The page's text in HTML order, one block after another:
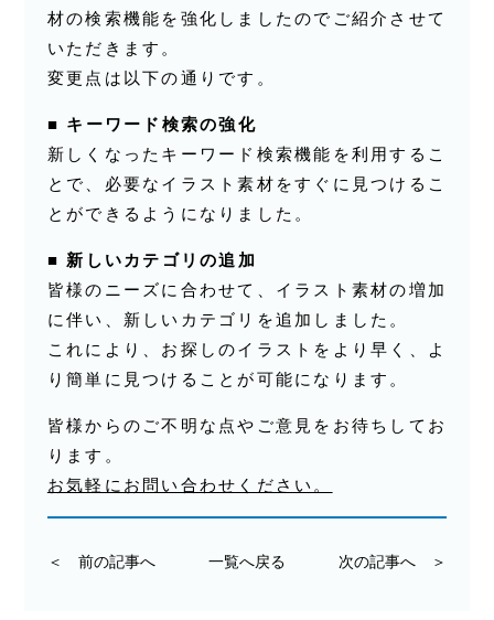
材の検索機能を強化しましたのでご紹介させて
いただきます。
変更点は以下の通りです。
■ キーワード検索の強化
新しくなったキーワード検索機能を利用するこ
とで、必要なイラスト素材をすぐに見つけるこ
とができるようになりました。
■ 新しいカテゴリの追加
皆様のニーズに合わせて、イラスト素材の増加
に伴い、新しいカテゴリを追加しました。
これにより、お探しのイラストをより早く、よ
り簡単に見つけることが可能になります。
皆様からのご不明な点やご意見をお待ちしてお
ります。
お気軽にお問い合わせください。
＜ 前の記事へ 一覧へ戻る 次の記事へ ＞